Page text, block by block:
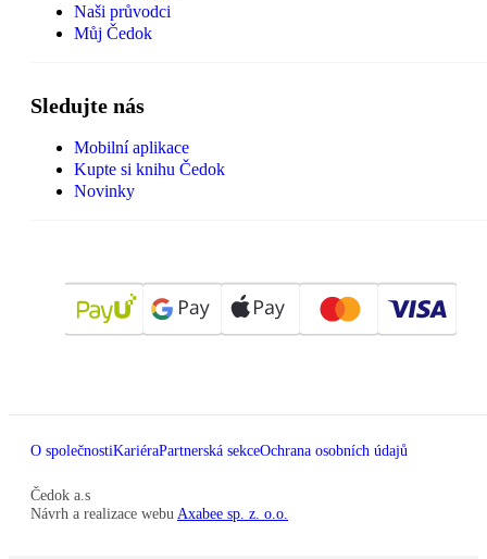
Naši průvodci
Můj Čedok
Sledujte nás
Mobilní aplikace
Kupte si knihu Čedok
Novinky
O společnostiKariéraPartnerská sekceOchrana osobních údajů
Čedok a.s
Návrh a realizace webu Axabee sp. z. o.o.